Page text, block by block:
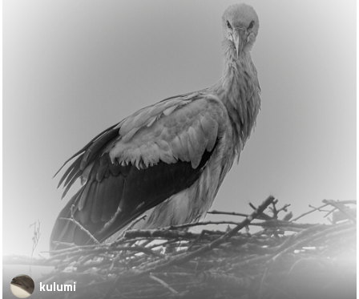
kulumi